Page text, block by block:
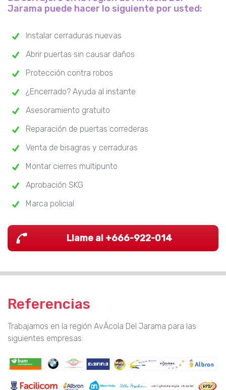
Jarama puede hacer lo siguiente por usted:
Instalar cerraduras nuevas
Abrir puertas sin causar daños
Protección contra robos
¿Encerrado? Ayuda al instante
Asesoramiento gratuito
Reparación de puertas correderas
Venta de bisagras y cerraduras
Montar cierres multipunto
Aprobación SKG
Marca policial
Llame al +666-922-014
Referencias
Trabajamos en la región AvÃcola Del Jarama para las
siguientes empresas: